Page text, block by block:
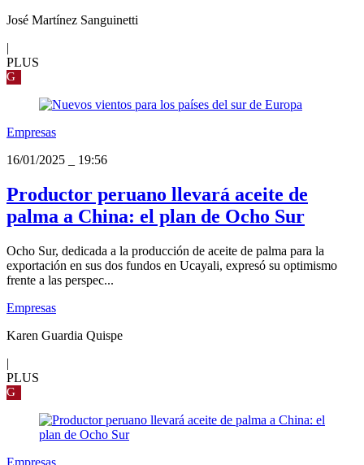
José Martínez Sanguinetti
|
PLUS
G
Empresas
16/01/2025
19:56
Productor peruano llevará aceite de
palma a China: el plan de Ocho Sur
Ocho Sur, dedicada a la producción de aceite de palma para la
exportación en sus dos fundos en Ucayali, expresó su optimismo
frente a las perspec...
Empresas
Karen Guardia Quispe
|
PLUS
G
Empresas